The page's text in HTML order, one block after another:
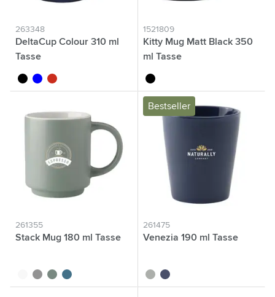
263348
DeltaCup Colour 310 ml
Tasse
noir bleu rouge
1521809
Kitty Mug Matt Black 350
ml Tasse
noir
261355
Stack Mug 180 ml Tasse
blancgris vert bleu
Bestseller
261475
Venezia 190 ml Tasse
gris bleu foncé